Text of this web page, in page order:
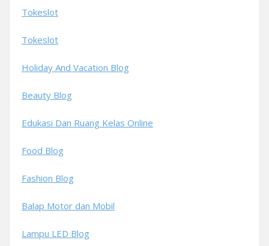
Tokeslot
Tokeslot
Holiday And Vacation Blog
Beauty Blog
Edukasi Dan Ruang Kelas Online
Food Blog
Fashion Blog
Balap Motor dan Mobil
Lampu LED Blog